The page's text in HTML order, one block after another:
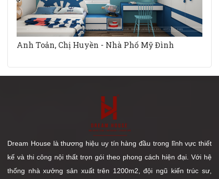
Anh Toản, Chị Huyền - Nhà Phố Mỹ Đình
Dream House là thương hiệu uy tín hàng đầu trong lĩnh vực thiết
kế và thi công nội thất trọn gói theo phong cách hiện đại. Với hệ
thống nhà xưởng sản xuất trên 1200m2, đội ngũ kiến trúc sư,